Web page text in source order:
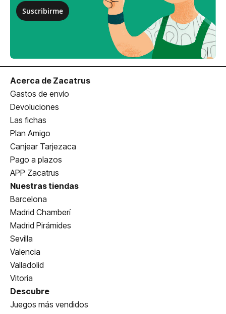
Suscribirme
Acerca de Zacatrus
Gastos de envío
Devoluciones
Las fichas
Plan Amigo
Canjear Tarjezaca
Pago a plazos
APP Zacatrus
Nuestras tiendas
Barcelona
Madrid Chamberí
Madrid Pirámides
Sevilla
Valencia
Valladolid
Vitoria
Descubre
Juegos más vendidos